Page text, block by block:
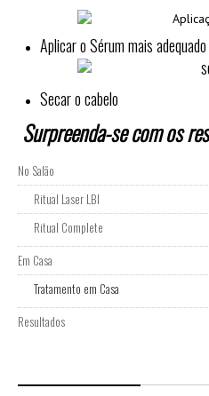
Aplicar o Sérum mais
Secar o cabelo
Surpreenda-se com os
No Salão
Ritual Laser LBI
Ritual Complete
Em Casa
Tratamento em Casa
Resultados